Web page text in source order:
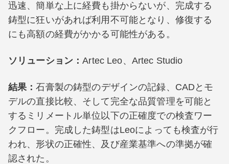
迅速、簡単な上に経費も掛からないが、完成する
鋳型に狂いがあれば利用不可能となり、修復する
にも高額の経費がかかる可能性がある。
ソリューション：Artec Leo、Artec Studio
結果：石膏製の鋳型のデザインの記録、CADとモ
デルの直接比較、そして完全な品質管理を可能と
するミリメートル単位以下の正確度での検査ワー
クフロー。完成した鋳型はLeoによっても検査が行
われ、形状の正確性、及び産業基準への準拠が確
認された。